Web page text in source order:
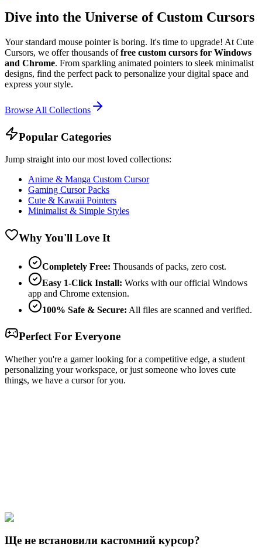
Dive into the Universe of Custom Cursors
Your standard mouse pointer is boring. It's time to upgrade! At Cute
Cursors, we offer thousands offree custom cursors for Windows
and Chrome. From sparkling animated pointers to sleek minimalist
designs, find the perfect pack to personalize your digital space and
express your style.
Browse All Collections
Popular Categories
Jump straight into our most loved collections:
Anime & Manga Custom Cursor
Gaming Cursor Packs
Cute & Kawaii Pointers
Minimalist & Simple Styles
Why You'll Love It
Completely Free: Thousands of packs, zero cost.
Easy 1-Click Install: Works with our official Windows
app and Chrome extension.
100% Safe & Secure: All files are scanned and verified.
Perfect For Everyone
Whether you're a gamer looking for a competitive edge, a student
personalizing your workspace, or just someone who loves cute
things, we have a cursor for you.
🚀 For Browser
Ще не встановили кастомний курсор?